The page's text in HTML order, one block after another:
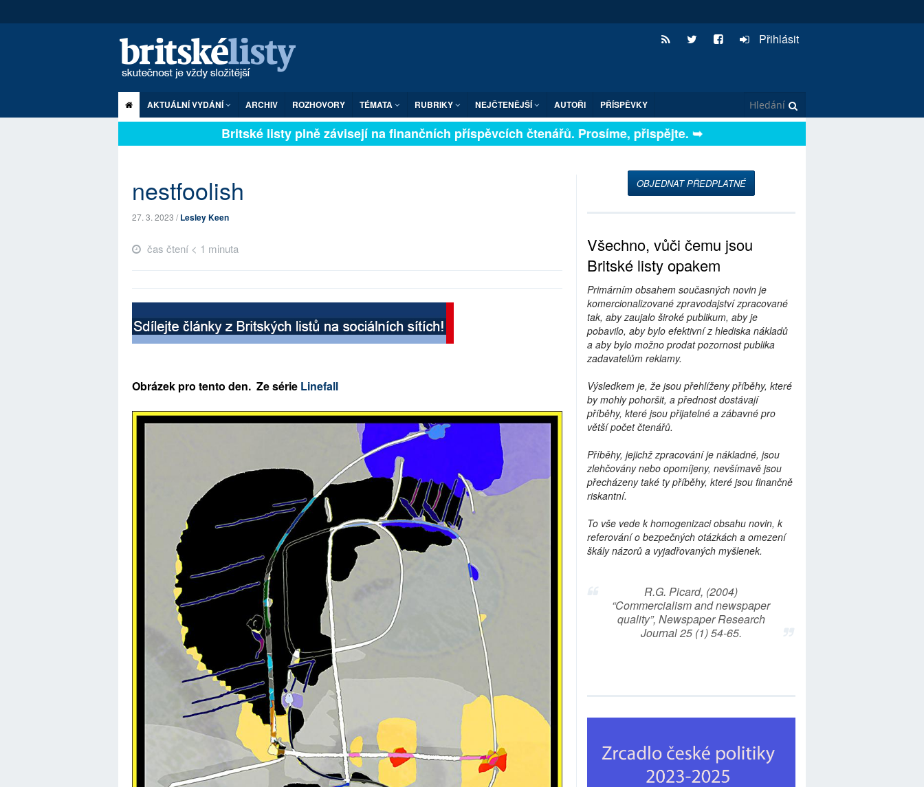
Přihlásit
AKTUÁLNÍ VYDÁNÍ ARCHIV ROZHOVORY TÉMATA RUBRIKY NEJČTENĚJŠÍ AUTOŘI PŘÍSPĚVKY
Britské listy plně závisejí na finančních příspěvcích čtenářů. Prosíme, přispějte. ➥
nestfoolish
27. 3. 2023 /Lesley Keen
čas čtení < 1 minuta
Obrázek pro tento den. Zesérie Linefall
OBJEDNAT PŘEDPLATNÉ
Všechno, vůči čemu jsou
Britské listy opakem
Primárním obsahem současných novin je
komercionalizované zpravodajství zpracované
tak, aby zaujalo široké publikum, aby je
pobavilo, aby bylo efektivní z hlediska nákladů
a aby bylo možno prodat pozornost publika
zadavatelům reklamy.
Výsledkem je, že jsou přehlíženy příběhy, které
by mohly pohoršit, a přednost dostávají
příběhy, které jsou přijatelné a zábavné pro
větší počet čtenářů.
Příběhy, jejichž zpracování je nákladné, jsou
zlehčovány nebo opomíjeny, nevšímavě jsou
přecházeny také ty příběhy, které jsou finančně
riskantní.
To vše vede k homogenizaci obsahu novin, k
referování o bezpečných otázkách a omezení
škály názorů a vyjadřovaných myšlenek.
R.G. Picard, (2004)
“Commercialism and newspaper
quality”, Newspaper Research
Journal 25 (1) 54-65.